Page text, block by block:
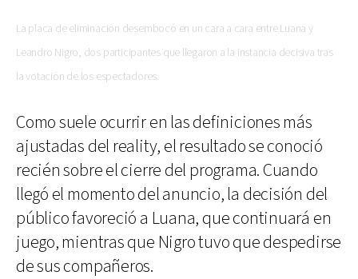
La placa de eliminación desembocó en un cara a cara entreLuana y
Leandro Nigro, dos participantes que llegaron a la instancia decisiva tras
la votación de los espectadores.
Como suele ocurrir en las definiciones más
ajustadas del reality, el resultado se conoció
recién sobre el cierre del programa. Cuando
llegó el momento del anuncio, la decisión del
público favoreció a Luana, que continuará en
juego, mientras que Nigro tuvo que despedirse
de sus compañeros.